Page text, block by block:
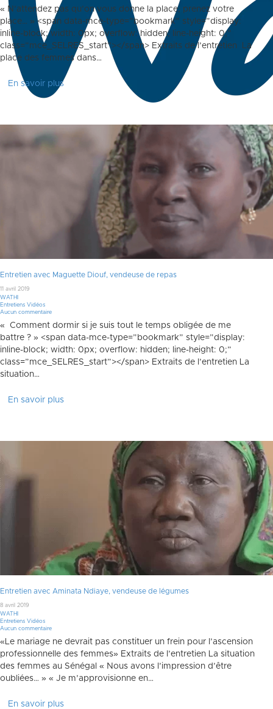
« N’attendez pas qu’on vous donne la place, prenez votre
place… » <span data-mce-type=”bookmark” style=”display:
inline-block; width: 0px; overflow: hidden; line-height: 0;”
class=”mce_SELRES_start”> </span> Extraits de l’entretien La
place des femmes dans…
En savoir plus
Entretien avec Maguette Diouf, vendeuse de repas
11 avril 2019
WATHI
Entretiens Vidéos
Aucun commentaire
« Comment dormir si je suis tout le temps obligée de me
battre ? » <span data-mce-type=”bookmark” style=”display:
inline-block; width: 0px; overflow: hidden; line-height: 0;”
class=”mce_SELRES_start”> </span> Extraits de l’entretien La
situation…
En savoir plus
Entretien avec Aminata Ndiaye, vendeuse de légumes
8 avril 2019
WATHI
Entretiens Vidéos
Aucun commentaire
«Le mariage ne devrait pas constituer un frein pour l’ascension
professionnelle des femmes» Extraits de l’entretien La situation
des femmes au Sénégal « Nous avons l’impression d’être
oubliées… » « Je m’approvisionne en…
En savoir plus